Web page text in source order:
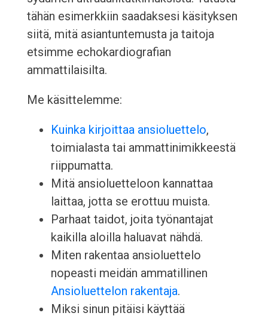
tähän esimerkkiin saadaksesi käsityksen
siitä, mitä asiantuntemusta ja taitoja
etsimme echokardiografian
ammattilaisilta.
Me käsittelemme:
Kuinka kirjoittaa ansioluettelo,
toimialasta tai ammattinimikkeestä
riippumatta.
Mitä ansioluetteloon kannattaa
laittaa, jotta se erottuu muista.
Parhaat taidot, joita työnantajat
kaikilla aloilla haluavat nähdä.
Miten rakentaa ansioluettelo
nopeasti meidän ammatillinen
Ansioluettelon rakentaja.
Miksi sinun pitäisi käyttää